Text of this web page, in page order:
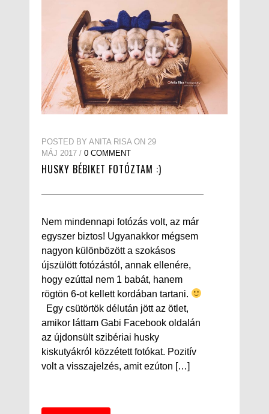
POSTED BY ANITA RISA ON 29
MÁJ 2017 / 0 COMMENT
HUSKY BÉBIKET FOTÓZTAM :)
Nem mindennapi fotózás volt, az már
egyszer biztos! Ugyanakkor mégsem
nagyon különbözött a szokásos
újszülött fotózástól, annak ellenére,
hogy ezúttal nem 1 babát, hanem
rögtön 6-ot kellett kordában tartani.
Egy csütörtök délután jött az ötlet,
amikor láttam Gabi Facebook oldalán
az újdonsült szibériai husky
kiskutyákról közzétett fotókat. Pozitív
volt a visszajelzés, amit ezúton […]